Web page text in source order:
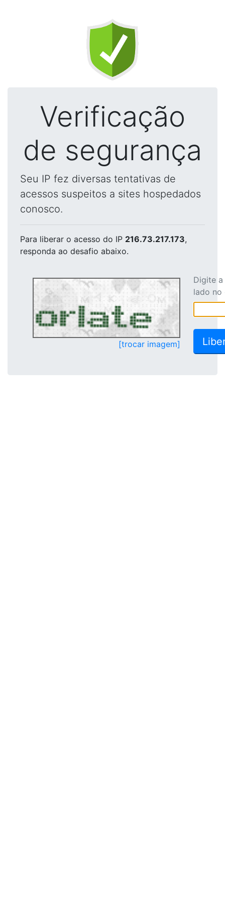
Verificação
de segurança
Seu IP fez diversas tentativas de
acessos suspeitos a sites hospedados
conosco.
Para liberar o acesso do IP 216.73.217.173,
responda ao desafio abaixo.
[trocar imagem]
Digite
lado no